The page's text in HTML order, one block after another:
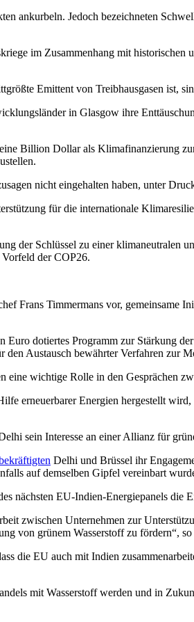
ankurbeln. Jedoch bezeichneten
im Zusammenhang mit
Emittent von Treibhausgasen ist,
in Glasgow ihre
Billion Dollar als Klimafinanzierung
nicht eingehalten haben, unter
für die internationale
der Schlüssel zu einer klimaneutralen
der COP26.
Frans Timmermans vor, gemeinsame
dotiertes Programm zur Stärkung
Austausch bewährter Verfahren zur
eine wichtige Rolle in den Gesprächen
erneuerbarer Energien hergestellt
sein Interesse an einer Allianz für
Delhi und Brüssel ihr
auf demselben Gipfel vereinbart
nächsten EU-Indien-Energiepanels die
zwischen Unternehmen zur
von grünem Wasserstoff zu fördern“,
die EU auch mit Indien
mit Wasserstoff werden und in